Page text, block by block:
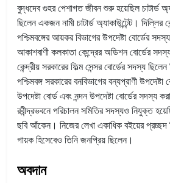
বুদ্ধদেব গুহর পেশাগত জীবন শুরু হয়েছিল চাটার্ড
ছিলেন একজন নামী চাটার্ড অ্যাকাউন্টেন্ট। দিল্লির
পশ্চিমবঙ্গের আয়কর বিভাগের উপদেষ্টা বোর্ডের
আকাশবাণী কলকাতা কেন্দ্রের অডিশন বোর্ডের
কেন্দ্রীয় সরকারের ফিল্ম সেন্সর বোর্ডের সদস্য
পশ্চিমবঙ্গ সরকারের বনবিভাগের বন্যপ্রাণী উপদেষ্টা
উপদেষ্টা বোর্ড এবং নন্দন উপদেষ্টা বোর্ডের সদস্য
রবীন্দ্রভবনে পরিচালন সমিতির সদস্যও নিযুক্ত
ছবি আঁকেন। নিজের লেখা একাধিক বইয়ের প্রচ্ছদ
গায়ক হিসেবেও তিনি জনপ্রিয় ছিলেন।
অবদান